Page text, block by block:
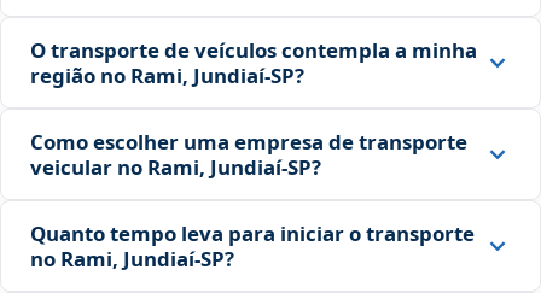
O transporte de veículos contempla a minha
região no Rami, Jundiaí‑SP?
Como escolher uma empresa de transporte
veicular no Rami, Jundiaí‑SP?
Quanto tempo leva para iniciar o transporte
no Rami, Jundiaí‑SP?